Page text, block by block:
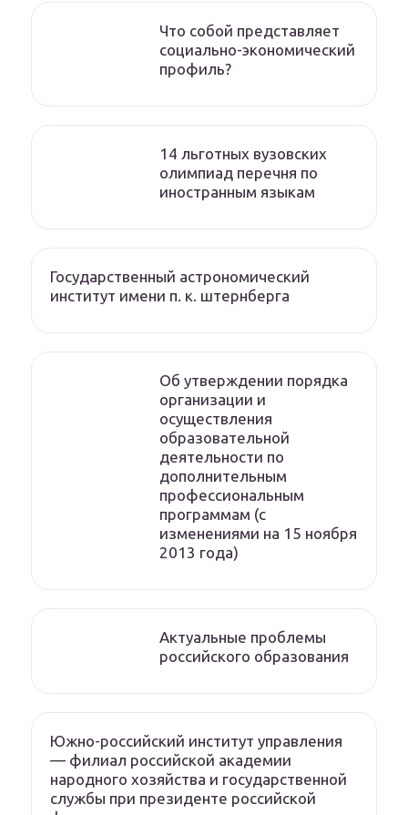
Что собой представляет
социально-экономический
профиль?
14 льготных вузовских
олимпиад перечня по
иностранным языкам
Государственный астрономический
институт имени п. к. штернберга
Об утверждении порядка
организации и
осуществления
образовательной
деятельности по
дополнительным
профессиональным
программам (с
изменениями на 15 ноября
2013 года)
Актуальные проблемы
российского образования
Южно-российский институт управления
— филиал российской академии
народного хозяйства и государственной
службы при президенте российской